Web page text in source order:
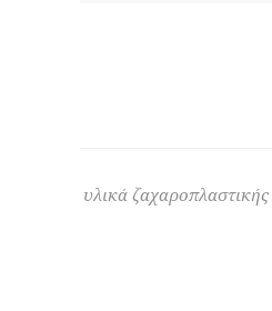
υλικά ζαχαροπλαστικής